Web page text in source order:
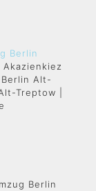
Berlin
Akazienkiez
Berlin Alt-
Treptow |
Berlin